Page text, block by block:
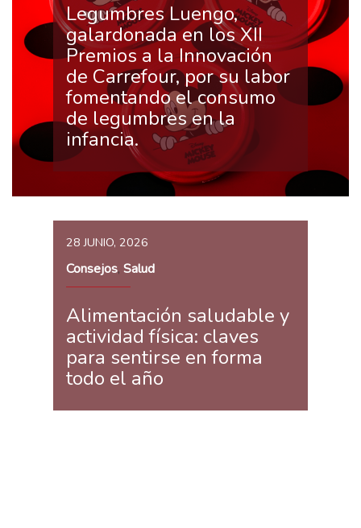
Legumbres Luengo,
galardonada en los XII
Premios a la Innovación
de Carrefour, por su labor
fomentando el consumo
de legumbres en la
infancia.
28 JUNIO, 2026
Consejos, Salud
Alimentación saludable y
actividad física: claves
para sentirse en forma
todo el año